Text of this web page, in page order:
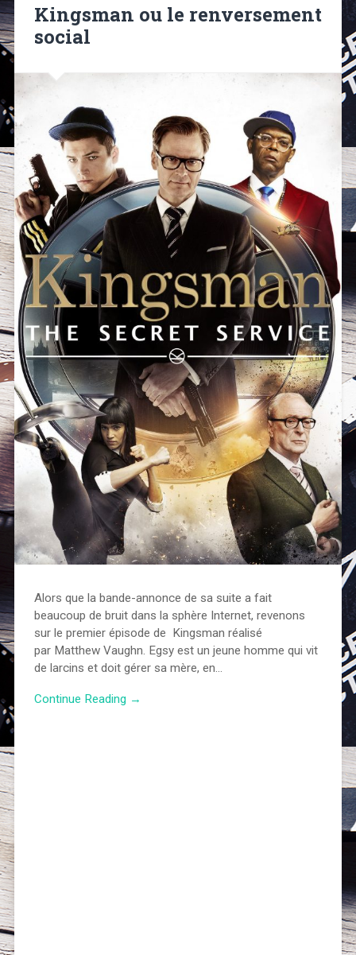
Kingsman ou le renversement
social
Alors que la bande-annonce de sa suite a fait
beaucoup de bruit dans la sphère Internet, revenons
sur le premier épisode de Kingsman réalisé
par Matthew Vaughn. Egsy est un jeune homme qui vit
de larcins et doit gérer sa mère, en…
Continue Reading →